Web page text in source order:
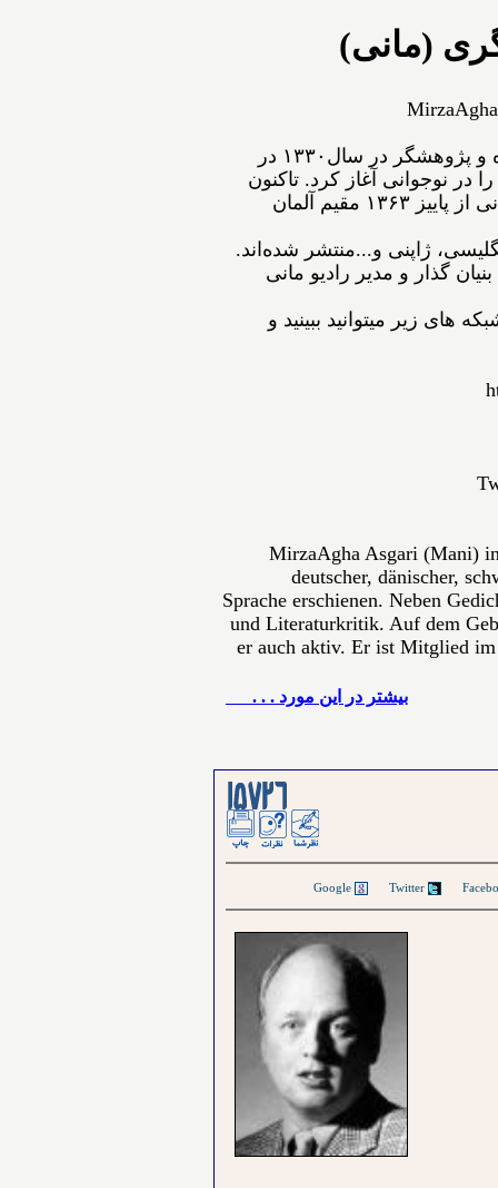
(مانی)
MirzaAgha
ﻣﻴﺮﺯﺍﺁﻗﺎﻋﺴگرﻯ(ﻣﺎﻧﻰ) شاعر، نویسنده و پژوهشگر ﺩﺭ ﺳﺎﻝ۱۳۳۰ در
ﺩﺭ ﻧﻮﺟﻮﺍﻧﻰ ﺁﻏﺎﺯ ﻛﺮﺩ. ﺗﺎﻛﻨﻮﻥ
۵۴ ﺟﻠﺪ ﺍﺯ ﺁﺛﺎﺭﺵ ﺑﻪ ﭼﺎﭖ ﺭﺳﻴﺪه‌اﻧﺪ. مانی از ﭘﺎﻳﻴﺰ ۱۳۶۳ مقیم ﺁﻟﻤﺎﻥ
ژاپنی و...ﻣﻨﺘﺸﺮ ﺷﺪﻩ⁯اند.
گذار و مدیر رادیو مانی
های زیر میتوانید ببینید و
MirzaAgha Asgari (Mani)
deutscher, dänischer,
Sprache erschienen. Neben
und Literaturkritik. Auf dem
er auch aktiv. Er ist Mitglied
بيشتر در این مورد . . .
Twitter
Google